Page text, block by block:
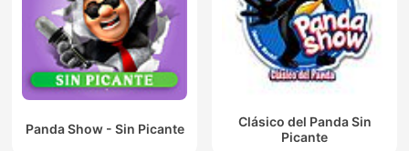
Panda Show - Sin Picante
Clásico del Panda Sin
Picante